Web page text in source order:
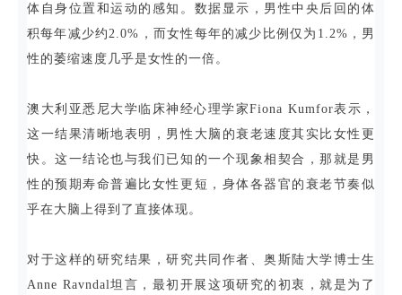
体自身位置和运动的感知。数据显示，男性中央后回的体
积每年减少约2.0%，而女性每年的减少比例仅为1.2%，男
性的萎缩速度几乎是女性的一倍。
澳大利亚悉尼大学临床神经心理学家Fiona Kumfor表示，
这一结果清晰地表明，男性大脑的衰老速度其实比女性更
快。这一结论也与我们已知的一个现象相契合，那就是男
性的预期寿命普遍比女性更短，身体各器官的衰老节奏似
乎在大脑上得到了直接体现。
对于这样的研究结果，研究共同作者、奥斯陆大学博士生
Anne Ravndal坦言，最初开展这项研究的初衷，就是为了